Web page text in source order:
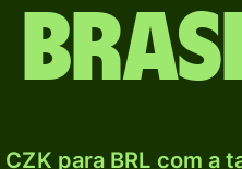
para BRL com a